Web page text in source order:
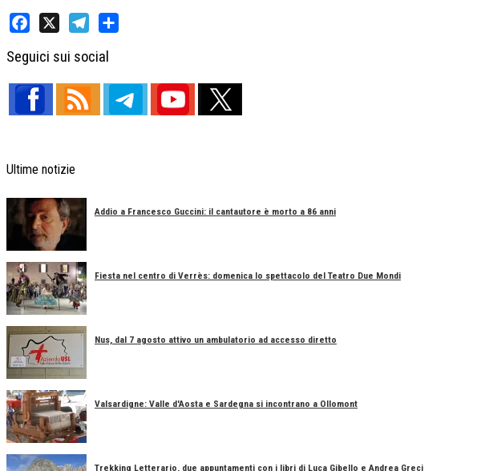
Seguici sui social
Ultime notizie
Addio a Francesco Guccini: il cantautore è morto a 86 anni
Fiesta nel centro di Verrès: domenica lo spettacolo del Teatro Due Mondi
Nus, dal 7 agosto attivo un ambulatorio ad accesso diretto
Valsardigne: Valle d'Aosta e Sardegna si incontrano a Ollomont
Trekking Letterario, due appuntamenti con i libri di Luca Gibello e Andrea Greci